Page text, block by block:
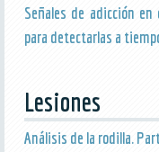
Señales de adicción
para detectarlas a
Lesiones
Análisis de la rodilla.